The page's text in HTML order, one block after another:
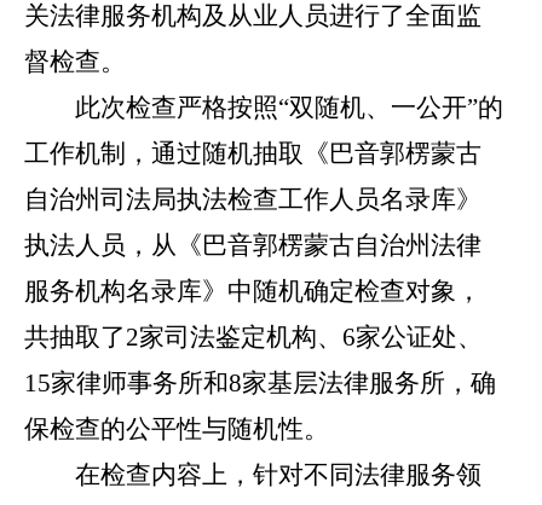
关法律服务机构及从业人员进行了全面监
督检查。
此次检查严格按照“双随机、一公开”的
工作机制，通过随机抽取《巴音郭楞蒙古
自治州司法局执法检查工作人员名录库》
执法人员，从《巴音郭楞蒙古自治州法律
服务机构名录库》中随机确定检查对象，
共抽取了2家司法鉴定机构、6家公证处、
15家律师事务所和8家基层法律服务所，确
保检查的公平性与随机性。
在检查内容上，针对不同法律服务领